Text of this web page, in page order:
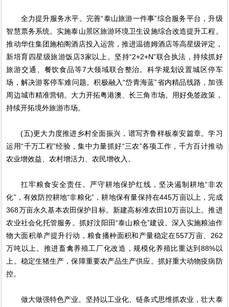
全力提升服务水平。完善“泰山旅游一件事”综合服务平台，升级
智慧票务系统。实施泰山景区旅游环境卫生设施综合改造提升工程。
推动华住集团施柏阁酒店投入运营，推进温德姆酒店等高星级评定，
新培育四星级旅游饭店3家以上。坚持“2+2+N”联合执法，持续抓好
旅游交通、餐饮食品等7大领域联合整治。科学规划设置城区停车
场，解决游客停车难问题。积极融入“岱青海蓝”省内精品线路，加强
周边城市精准营销。大力开拓粤港澳、长三角市场。用好免签政策，
持续开拓境外旅游市场。
(五)更大力度推进乡村全面振兴，谱写齐鲁样板泰安篇章。学习
运用“千万工程”经验，集中力量抓好“三农”各项工作，千方百计推动
农业增效益、农村增活力、农民增收入。
扛牢粮食安全责任。严守耕地保护红线，坚决遏制耕地“非农
化”，有效防控耕地“非粮化”，耕地保有量保持在445万亩以上，完成
368万亩永久基本农田保护目标。新建高标准农田10万亩以上。推进
农业社会化托管服务。抓好汶阳田“泰山粮仓”建设。深入实施粮油作
物大面积单产提升行动，粮食播种面积和产量稳定在557万亩、262
万吨以上。推进畜禽养殖工厂化改造，规模化养殖比重达到88%以
上。稳定生猪生产，保障重要农产品生产供应。抓好重大动物疫病防
控。
做大做强特色产业。坚持以工业化、链条式思维抓农业，壮大泰